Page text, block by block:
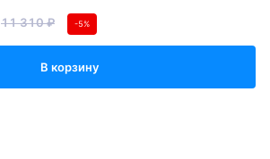
11 310 ₽ -5%
В корзину